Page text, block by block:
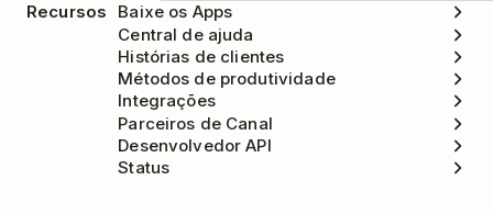
Recursos
Baixe os Apps
Central de ajuda
Histórias de clientes
Métodos de produtividade
Integrações
Parceiros de Canal
Desenvolvedor API
Status